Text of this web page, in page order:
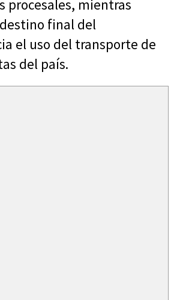
procesales, mientras
final del
el uso del transporte de
del país.